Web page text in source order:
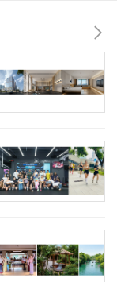
公寓
店(StudioRes
已于5月正式开
化建筑技术，从
推出的全新酒
客提供舒适便